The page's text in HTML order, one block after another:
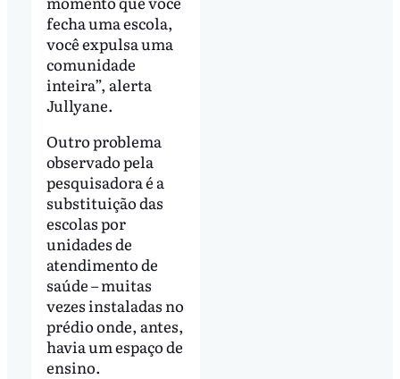
fecha uma escola,
você expulsa uma
comunidade
inteira”, alerta
Jullyane.
Outro problema
observado pela
pesquisadora é a
substituição das
escolas por
unidades de
atendimento de
saúde – muitas
vezes instaladas no
prédio onde, antes,
havia um espaço de
ensino.